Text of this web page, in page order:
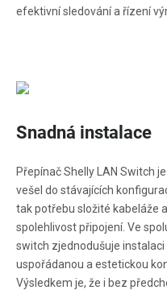
efektivní sledování a řízení
Snadná instalace
Přepínač Shelly LAN Switch
vešel do stávajících
tak potřebu složité kabeláže
spolehlivost připojení. Ve
switch zjednodušuje
uspořádanou a estetickou
Výsledkem je, že i bez